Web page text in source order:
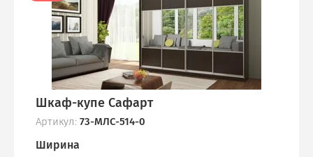
Шкаф-купе Сафарт
Артикул: 73-МЛС-514-0
Ширина